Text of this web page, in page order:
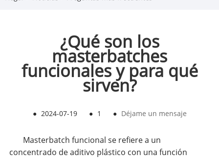
¿Qué son los
masterbatches
funcionales y para qué
sirven?
● 2024-07-19 ● 1 ● Déjame un mensaje
Masterbatch funcional se refiere a un
concentrado de aditivo plástico con una función